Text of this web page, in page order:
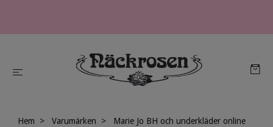
Hem Varumärken
Marie Jo BH och underkläder online